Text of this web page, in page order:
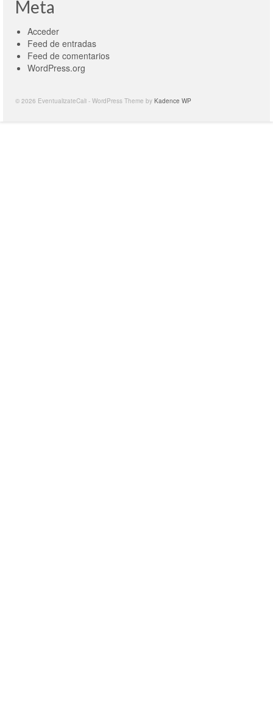
Meta
Acceder
Feed de entradas
Feed de comentarios
WordPress.org
© 2026 EventualizateCali - WordPress Theme by Kadence WP